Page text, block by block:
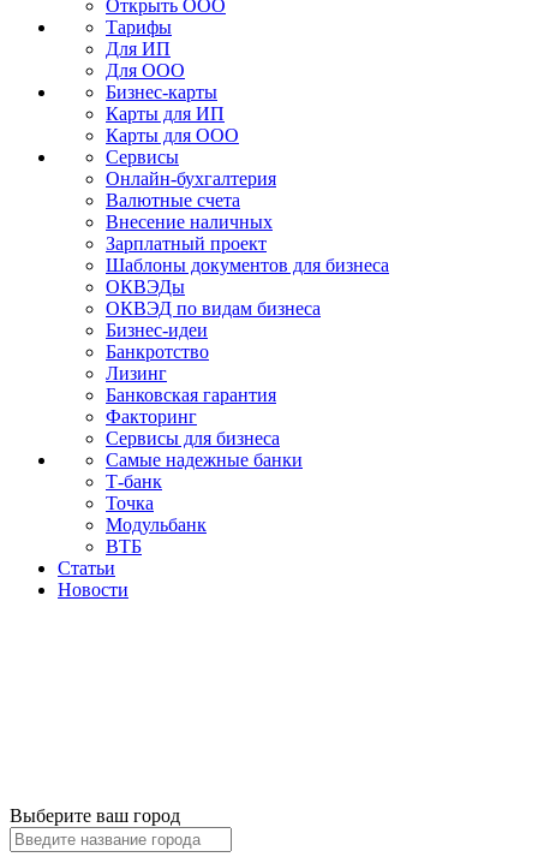
Открыть ООО
Тарифы
Для ИП
Для ООО
Бизнес-карты
Карты для ИП
Карты для ООО
Сервисы
Онлайн-бухгалтерия
Валютные счета
Внесение наличных
Зарплатный проект
Шаблоны документов для бизнеса
ОКВЭДы
ОКВЭД по видам бизнеса
Бизнес-идеи
Банкротство
Лизинг
Банковская гарантия
Факторинг
Сервисы для бизнеса
Самые надежные банки
Т-банк
Точка
Модульбанк
ВТБ
Статьи
Новости
Выберите ваш город